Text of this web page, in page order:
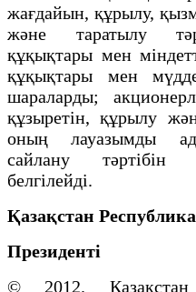
жағдайын, құрылу,
және таратылу
құқықтары мен
құқықтары мен
шараларды;
құзыретін, құрылу
оның лауазымды
сайлану тәртібін
белгілейді.
Қазақстан
Президенті
© 2012. Қазақстан